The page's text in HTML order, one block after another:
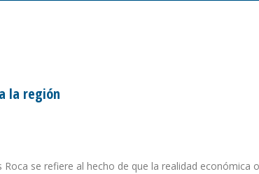
la región
se refiere al hecho de que la realidad económica